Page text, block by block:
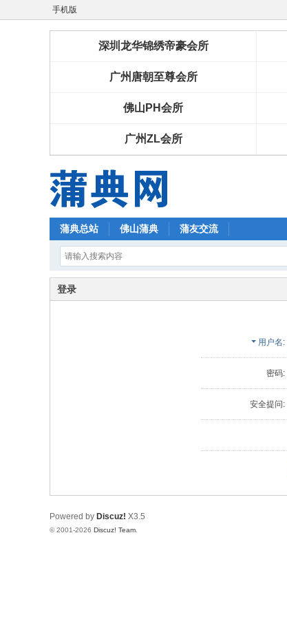
手机版
深圳龙华锦绣帝豪会所
广州唐朝至尊会所
佛山PH会所
广州ZL会所
蒲典总站 佛山蒲典 蒲友交流
登录
用户名
密码:
安全提问:
Powered by Discuz! X3.5
© 2001-2026 Discuz! Team